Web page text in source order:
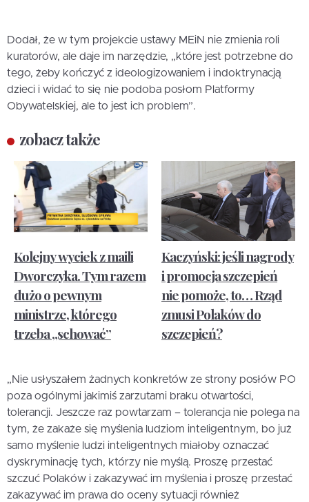
Dodał, że w tym projekcie ustawy MEiN nie zmienia roli
kuratorów, ale daje im narzędzie, „które jest potrzebne do
tego, żeby kończyć z ideologizowaniem i indoktrynacją
dzieci i widać to się nie podoba posłom Platformy
Obywatelskiej, ale to jest ich problem”.
zobacz także
Kolejny wyciek z maili
Dworczyka. Tym razem
dużo o pewnym
ministrze, którego
trzeba „schować”
Kaczyński: jeśli nagrody
i promocja szczepień
nie pomoże, to… Rząd
zmusi Polaków do
szczepień?
„Nie usłyszałem żadnych konkretów ze strony posłów PO
poza ogólnymi jakimiś zarzutami braku otwartości,
tolerancji. Jeszcze raz powtarzam – tolerancja nie polega na
tym, że zakaże się myślenia ludziom inteligentnym, bo już
samo myślenie ludzi inteligentnych miałoby oznaczać
dyskryminację tych, którzy nie myślą. Proszę przestać
szczuć Polaków i zakazywać im myślenia i proszę przestać
zakazywać im prawa do oceny sytuacji również